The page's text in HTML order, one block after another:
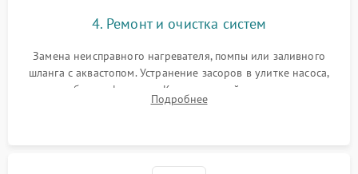
4. Ремонт и очистка систем
Замена неисправного нагревателя, помпы или заливного
шланга с аквастопом. Устранение засоров в улитке насоса,
патрубках и фильтрах. Компонентный ремонт платы
управления, восстановление поврежденной проводки.
Подробнее